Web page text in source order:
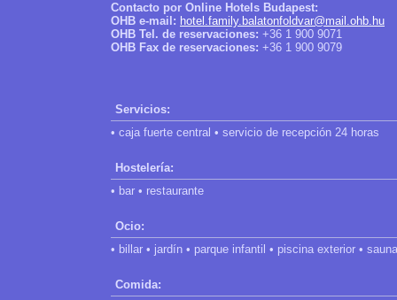
Contacto por Online Hotels Budapest:
OHB e-mail: hotel.family.balatonfoldvar@mail.ohb.hu
OHB Tel. de reservaciones: +36 1 900 9071
OHB Fax de reservaciones: +36 1 900 9079
Servicios:
• caja fuerte central • servicio de recepción 24 horas
Hostelería:
• bar • restaurante
Ocio:
• billar • jardín • parque infantil • piscina exterior •
Comida: